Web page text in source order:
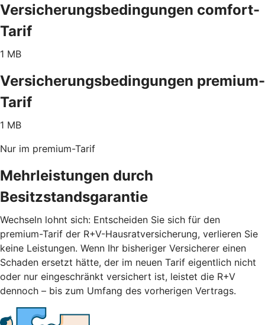
Versicherungsbedingungen comfort-
Tarif
1 MB
Versicherungsbedingungen premium-
Tarif
1 MB
Nur im premium-Tarif
Mehrleistungen durch
Besitzstandsgarantie
Wechseln lohnt sich: Entscheiden Sie sich für den
premium-Tarif der R+V-Hausratversicherung, verlieren Sie
keine Leistungen. Wenn Ihr bisheriger Versicherer einen
Schaden ersetzt hätte, der im neuen Tarif eigentlich nicht
oder nur eingeschränkt versichert ist, leistet die R+V
dennoch – bis zum Umfang des vorherigen Vertrags.